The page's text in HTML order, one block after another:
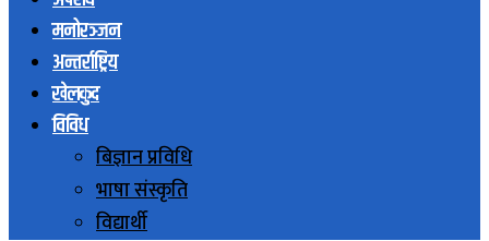
मनोरञ्जन
अन्तर्राष्ट्रिय
खेलकुद
विविध
बिज्ञान प्रविधि
भाषा संस्कृति
विद्यार्थी